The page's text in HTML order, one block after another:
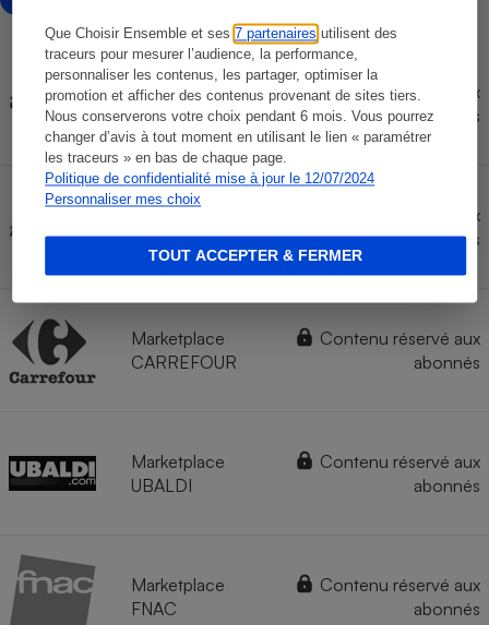
Que Choisir Ensemble et ses7 partenaires utilisent des
traceurs pour mesurer l’audience, la performance,
personnaliser les contenus, les partager, optimiser la
promotion et afficher des contenus provenant de sites tiers.
Nous conserverons votre choix pendant 6 mois. Vous pourrez
changer d’avis à tout moment en utilisant le lien « paramétrer
les traceurs » en bas de chaque page.
Politique de confidentialité mise à jour le 12/07/2024
Personnaliser mes choix
TOUT ACCEPTER & FERMER
AMAZON
Contenu réservé aux
abonnés
Marketplace
AUCHAN
Contenu réservé aux
abonnés
Marketplace
CARREFOUR
Contenu réservé aux
abonnés
Marketplace
UBALDI
Contenu réservé aux
abonnés
Marketplace
FNAC
Contenu réservé aux
abonnés